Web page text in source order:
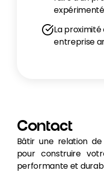
La
entreprise
Contact
Bâtir une relation
pour construire
performante et